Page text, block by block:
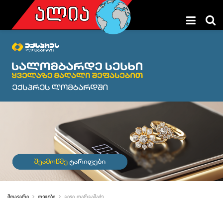
მთავარი თეგები გივი თარგამაძე